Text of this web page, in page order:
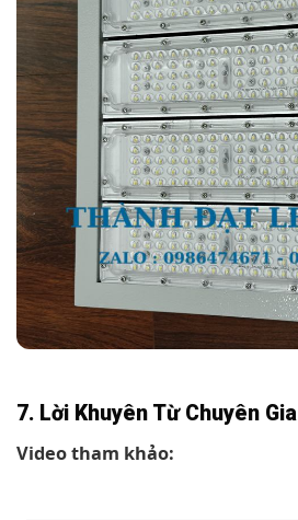
7. Lời Khuyên Từ Chuyên Gia
Video tham khảo: